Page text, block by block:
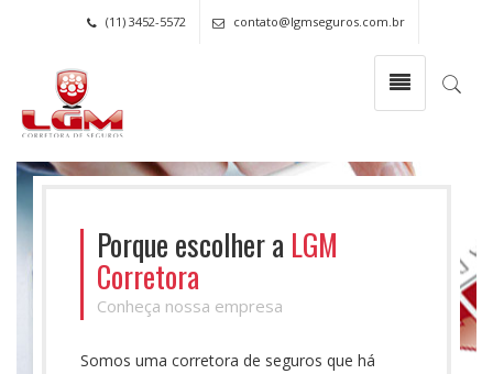
(11) 3452-5572 contato@lgmseguros.com.br
Porque escolher a LGM
Corretora
Conheça nossa empresa
Somos uma corretora de seguros que há